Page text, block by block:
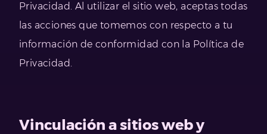
Privacidad. Al utilizar el sitio web, aceptas todas
las acciones que tomemos con respecto a tu
información de conformidad con la Política de
Privacidad.
Vinculación a sitios web y